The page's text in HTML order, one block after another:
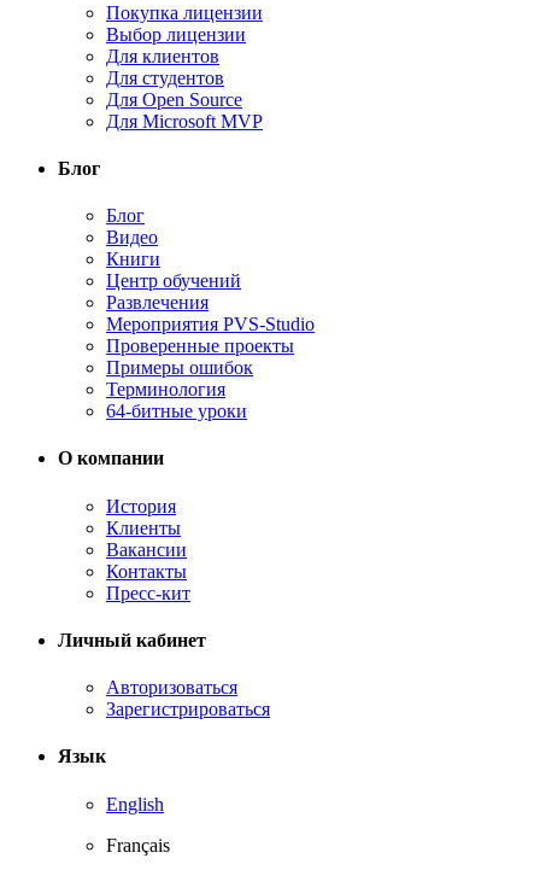
Покупка лицензии
Выбор лицензии
Для клиентов
Для студентов
Для Open Source
Для Microsoft MVP
Блог
Блог
Видео
Книги
Центр обучений
Развлечения
Мероприятия PVS-Studio
Проверенные проекты
Примеры ошибок
Терминология
64-битные уроки
О компании
История
Клиенты
Вакансии
Контакты
Пресс-кит
Личный кабинет
Авторизоваться
Зарегистрироваться
Язык
English
Français